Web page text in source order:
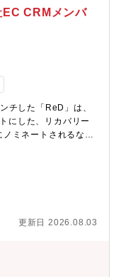
に主体的に関われる
開発支援に加え、 当
クトを通じて業務を
て、担当範囲や役割
界未経験の方でも安
、国内外での製品立
して、あるいはマネ
くことができます。
核となる開発設計者
と創造性をすぐそばで
をあり続けたい姿と
における3D映像技術
ノンではこの中でス
らスタジアムまで広
メトリックビデオ技
サッカー、ラグビ
ーツ撮影のほか、ス
す。現在、東京ドー
門にあるスタジオで
しい事業として展開
配信まで、新たな価
サッカー、ラグビー
を常設し、プロ野球
ノ門にスタジオを開
】■プリンター・カメ
CRMメンバ
チした「ReD」は、
にした、リカバリー
ミネートされるな
に加え、「マイベス
優秀賞」を受賞する
在、この急成長をさ
および運営メンバー
仕事内容】自社EC
主な業務内容】
会員施策／シナリオ
更新日 2026.08.03